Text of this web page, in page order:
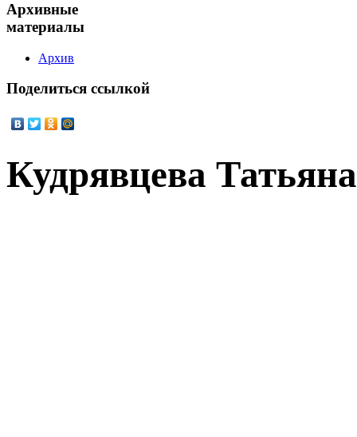
Архивные
материалы
Архив
Поделиться ссылкой
Кудрявцева